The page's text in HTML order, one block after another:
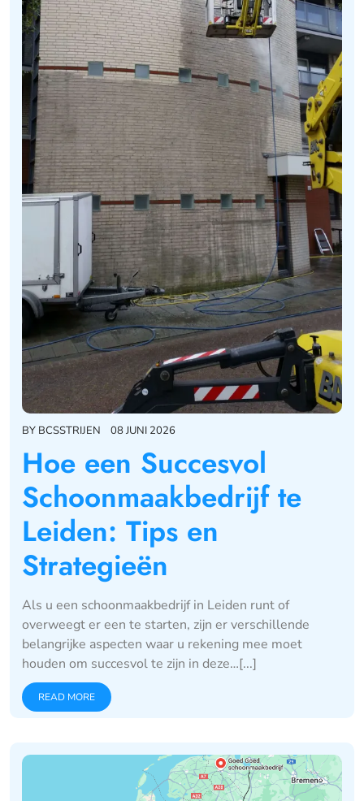
BY BCSSTRIJEN 08 JUNI 2026
Hoe een Succesvol
Schoonmaakbedrijf te
Leiden: Tips en
Strategieën
Als u een schoonmaakbedrijf in Leiden runt of
overweegt er een te starten, zijn er verschillende
belangrijke aspecten waar u rekening mee moet
houden om succesvol te zijn in deze…[...]
READ MORE